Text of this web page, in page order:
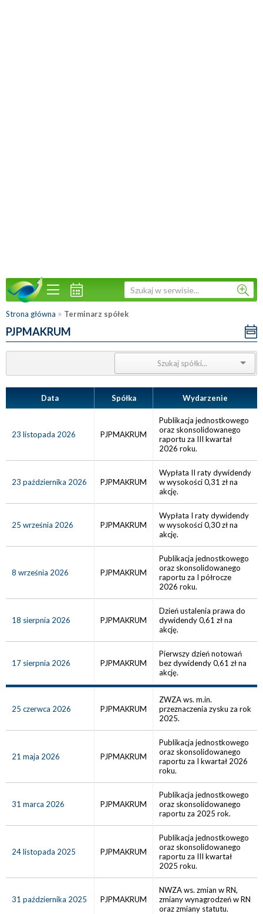
Strona główna » Terminarz spółek
PJPMAKRUM
Data Spółka Wydarzenie
23 listopada 2026 PJPMAKRUM
Publikacja jednostkowego
oraz skonsolidowanego
raportu za III kwartał
2026 roku.
23 października 2026 PJPMAKRUM
Wypłata II raty dywidendy
w wysokości 0,31 zł na
akcję.
25 września 2026 PJPMAKRUM
Wypłata I raty dywidendy
w wysokości 0,30 zł na
akcję.
8 września 2026 PJPMAKRUM
Publikacja jednostkowego
oraz skonsolidowanego
raportu za I półrocze
2026 roku.
18 sierpnia 2026 PJPMAKRUM
Dzień ustalenia prawa do
dywidendy 0,61 zł na
akcję.
17 sierpnia 2026 PJPMAKRUM
Pierwszy dzień notowań
bez dywidendy 0,61 zł na
akcję.
25 czerwca 2026 PJPMAKRUM
ZWZA ws. m.in.
przeznaczenia zysku za rok
2025.
21 maja 2026 PJPMAKRUM
Publikacja jednostkowego
oraz skonsolidowanego
raportu za I kwartał 2026
roku.
31 marca 2026 PJPMAKRUM
Publikacja jednostkowego
oraz skonsolidowanego
raportu za 2025 rok.
24 listopada 2025 PJPMAKRUM
Publikacja jednostkowego
oraz skonsolidowanego
raportu za III kwartał
2025 roku.
31 października 2025 PJPMAKRUM
NWZA ws. zmian w RN,
zmiany wynagrodzeń w RN
oraz zmiany statutu.